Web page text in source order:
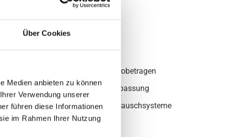
Über Cookies
Medien anbieten zu können
Verwendung unserer
führen diese Informationen
im Rahmen Ihrer Nutzung
Kostenfreies Probetragen
Individuelle Anpassung
Verschiedene Tauschsysteme
Pflegemittel